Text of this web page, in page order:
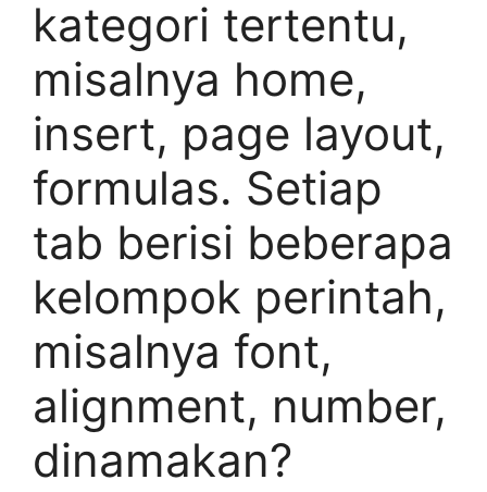
kategori tertentu,
misalnya home,
insert, page layout,
formulas. Setiap
tab berisi beberapa
kelompok perintah,
misalnya font,
alignment, number,
dinamakan?